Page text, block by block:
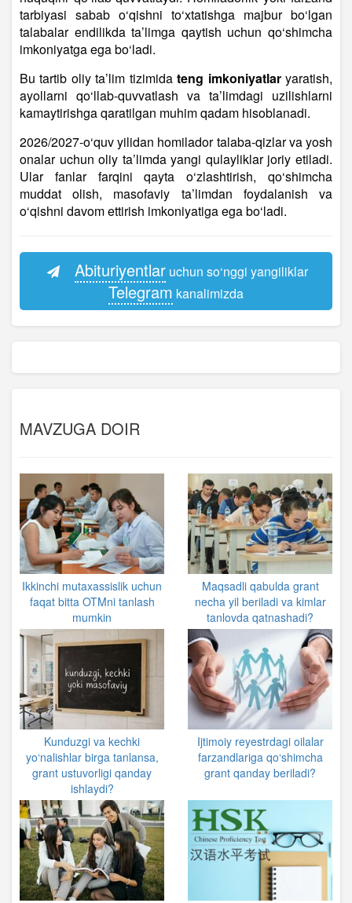
tarbiyasi sabab o‘qishni to‘xtatishga majbur bo‘lgan
talabalar endilikda ta’limga qaytish uchun qo‘shimcha
imkoniyatga ega bo‘ladi.
Bu tartib oliy ta’lim tizimidateng imkoniyatlaryaratish,
ayollarni qo‘llab-quvvatlash va ta’limdagi uzilishlarni
kamaytirishga qaratilgan muhim qadam hisoblanadi.
2026/2027-o‘quv yilidan homilador talaba-qizlar va yosh
onalar uchun oliy ta’limda yangi qulayliklar joriy etiladi.
Ular fanlar farqini qayta o‘zlashtirish, qo‘shimcha
muddat olish, masofaviy ta’limdan foydalanish va
o‘qishni davom ettirish imkoniyatiga ega bo‘ladi.
Abituriyentlaruchun so‘nggi yangiliklar
Telegram kanalimizda
MAVZUGA DOIR
Ikkinchi mutaxassislik uchun
faqat bitta OTMni tanlash
mumkin
Maqsadli qabulda grant
necha yil beriladi va kimlar
tanlovda qatnashadi?
Kunduzgi va kechki
yo‘nalishlar birga tanlansa,
grant ustuvorligi qanday
ishlaydi?
Ijtimoiy reyestrdagi oilalar
farzandlariga qo‘shimcha
grant qanday beriladi?